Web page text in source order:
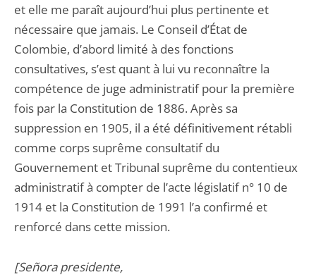
et elle me paraît aujourd’hui plus pertinente et
nécessaire que jamais. Le Conseil d’État de
Colombie, d’abord limité à des fonctions
consultatives, s’est quant à lui vu reconnaître la
compétence de juge administratif pour la première
fois par la Constitution de 1886. Après sa
suppression en 1905, il a été définitivement rétabli
comme corps suprême consultatif du
Gouvernement et Tribunal suprême du contentieux
administratif à compter de l’acte législatif n° 10 de
1914 et la Constitution de 1991 l’a confirmé et
renforcé dans cette mission.
[Señora presidente,